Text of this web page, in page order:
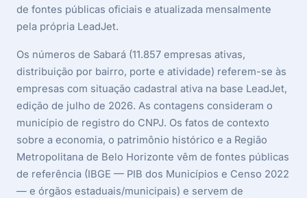
de fontes públicas oficiais e atualizada mensalmente
pela própria LeadJet.
Os números de Sabará (11.857 empresas ativas,
distribuição por bairro, porte e atividade) referem-se às
empresas com situação cadastral ativa na base LeadJet,
edição de julho de 2026. As contagens consideram o
município de registro do CNPJ. Os fatos de contexto
sobre a economia, o patrimônio histórico e a Região
Metropolitana de Belo Horizonte vêm de fontes públicas
de referência (IBGE — PIB dos Municípios e Censo 2022
— e órgãos estaduais/municipais) e servem de